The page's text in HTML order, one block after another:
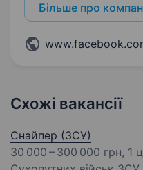
Більше про
Схожі вакансії
Снайпер (ЗСУ)
30 000 – 300 000 грн, 1